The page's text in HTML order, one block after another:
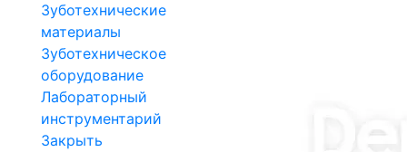
Зуботехнические
материалы
Зуботехническое
оборудование
Лабораторный
инструментарий
Закрыть